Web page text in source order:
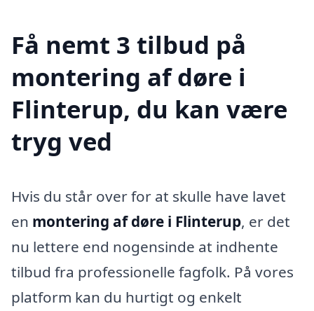
Få nemt 3 tilbud på
montering af døre i
Flinterup, du kan være
tryg ved
Hvis du står over for at skulle have lavet
en montering af døre i Flinterup, er det
nu lettere end nogensinde at indhente
tilbud fra professionelle fagfolk. På vores
platform kan du hurtigt og enkelt